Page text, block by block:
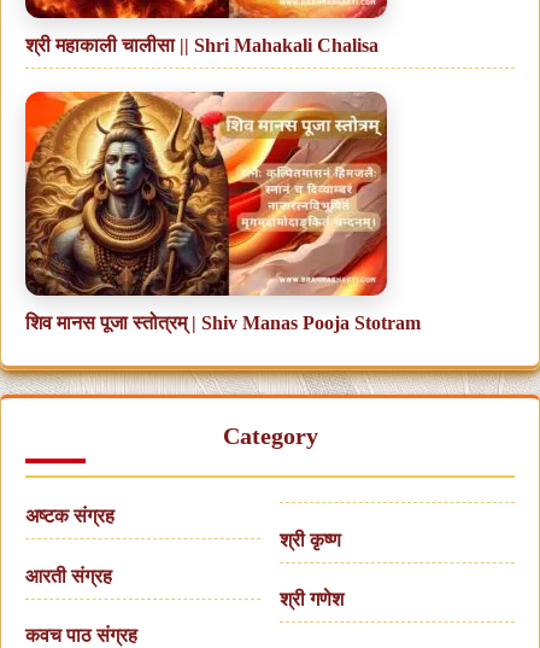
श्री महाकाली चालीसा || Shri Mahakali Chalisa
शिव मानस पूजा स्तोत्रम् | Shiv Manas Pooja Stotram
Category
अष्टक संग्रह
आरती संग्रह
कवच पाठ संग्रह
श्री कृष्ण
श्री गणेश